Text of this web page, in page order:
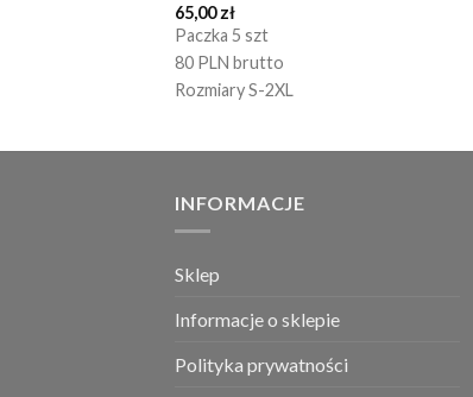
65,00zł
Paczka 5 szt
80 PLN brutto
Rozmiary S-2XL
INFORMACJE
Sklep
Informacje o sklepie
Polityka prywatności